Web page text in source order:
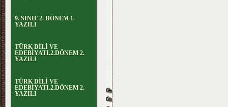
9. SINIF 2. DÖNEM 1.
YAZILI
TÜRK DİLİ VE
EDEBİYATI.2.DÖNEM 2.
YAZILI
TÜRK DİLİ VE
EDEBİYATI.2.DÖNEM 2.
YAZILI